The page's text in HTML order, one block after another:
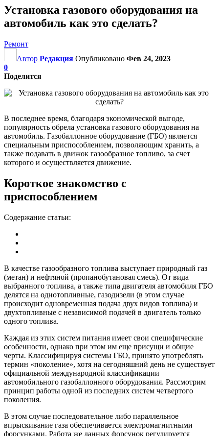
Установка газового оборудования на
автомобиль как это сделать?
Ремонт
Автор Редакция Опубликовано Фев 24, 2023
0
Поделится
В последнее время, благодаря экономической выгоде,
популярность обрела установка газового оборудования на
автомобиль. Газобаллонное оборудование (ГБО) является
специальным приспособлением, позволяющим хранить, а
также подавать в движок газообразное топливо, за счет
которого и осуществляется движение.
Короткое знакомство с
приспособлением
Содержание статьи:
В качестве газообразного топлива выступает природный газ
(метан) и нефтяной (пропанобутановая смесь). От вида
выбранного топлива, а также типа двигателя автомобиля ГБО
делятся на однотопливные, газодизели (в этом случае
происходит одновременная подача двух видов топлива) и
двухтопливные с независимой подачей в двигатель только
одного топлива.
Каждая из этих систем питания имеет свои специфические
особенности, однако при этом им еще присущи и общие
черты. Классифицируя системы ГБО, принято употреблять
термин «поколение», хотя на сегодняшний день не существует
официальной международной классификации
автомобильного газобаллонного оборудования. Рассмотрим
принцип работы одной из последних систем четвертого
поколения.
В этом случае последовательное либо параллельное
впрыскивание газа обеспечивается электромагнитными
форсунками. Работа же данных форсунок регулируется